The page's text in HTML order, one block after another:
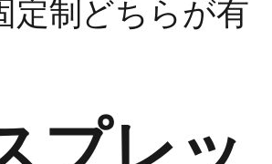
定制どちらが有
プレッ